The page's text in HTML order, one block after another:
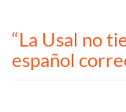
“La Usal no
español